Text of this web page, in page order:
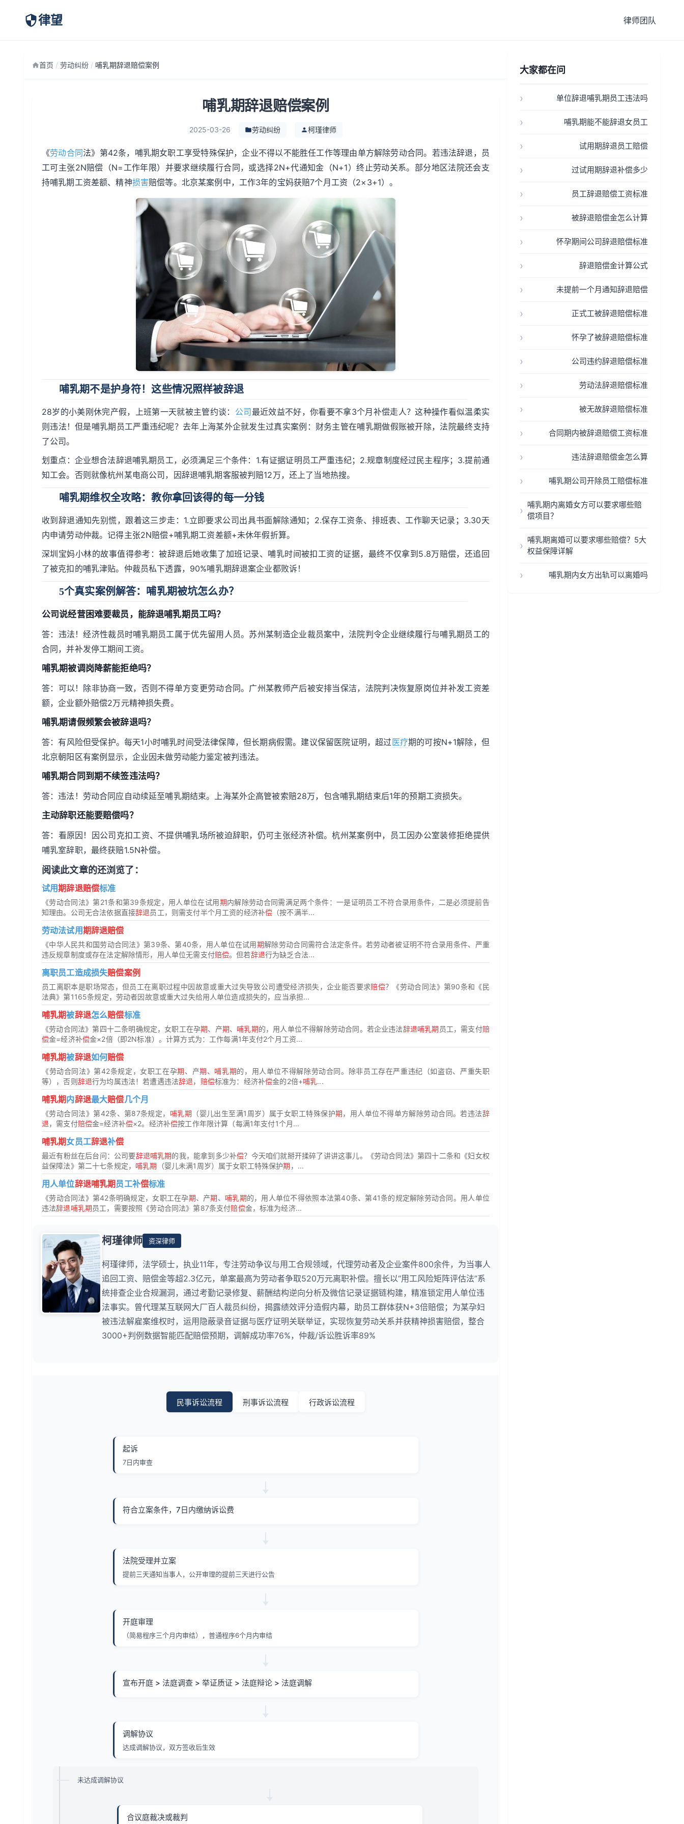
律望 律师团队
首页 / 劳动纠纷 / 哺乳期辞退赔偿案例
哺乳期辞退赔偿案例
2025-03-26 劳动纠纷 柯瑾律师
《劳动合同法》第42条，哺乳期女职工享受特殊保护，企业不得以不能胜任工作等理由单方解除劳动合同。若违法辞退，员
工可主张2N赔偿（N=工作年限）并要求继续履行合同，或选择2N+代通知金（N+1）终止劳动关系。部分地区法院还会支
持哺乳期工资差额、精神损害赔偿等。北京某案例中，工作3年的宝妈获赔7个月工资（2×3+1）。
哺乳期不是护身符！这些情况照样被辞退
28岁的小美刚休完产假，上班第一天就被主管约谈： 公司 最近效益不好，你看要不拿3个月补偿走人？这种操作看似温柔实
则违法！但是哺乳期员工严重违纪呢？去年上海某外企就发生过真实案例：财务主管在哺乳期做假账被开除，法院最终支持
了公司。
划重点：企业想合法辞退哺乳期员工，必须满足三个条件：1.有证据证明员工严重违纪；2.规章制度经过民主程序；3.提前通
知工会。否则就像杭州某电商公司，因辞退哺乳期客服被判赔12万，还上了当地热搜。
哺乳期维权全攻略：教你拿回该得的每一分钱
收到辞退通知先别慌，跟着这三步走：1.立即要求公司出具书面解除通知；2.保存工资条、排班表、工作聊天记录；3.30天
内申请劳动仲裁。记得主张2N赔偿+哺乳期工资差额+未休年假折算。
深圳宝妈小林的故事值得参考：被辞退后她收集了加班记录、哺乳时间被扣工资的证据，最终不仅拿到5.8万赔偿，还追回
了被克扣的哺乳津贴。仲裁员私下透露，90%哺乳期辞退案企业都败诉！
5个真实案例解答：哺乳期被坑怎么办？
公司说经营困难要裁员，能辞退哺乳期员工吗？
答：违法！经济性裁员时哺乳期员工属于优先留用人员。苏州某制造企业裁员案中，法院判令企业继续履行与哺乳期员工的
合同，并补发停工期间工资。
哺乳期被调岗降薪能拒绝吗？
答：可以！除非协商一致，否则不得单方变更劳动合同。广州某教师产后被安排当保洁，法院判决恢复原岗位并补发工资差
额，企业额外赔偿2万元精神损失费。
哺乳期请假频繁会被辞退吗？
答：有风险但受保护。每天1小时哺乳时间受法律保障，但长期病假需。建议保留医院证明，超过医疗期的可按N+1解除，但
北京朝阳区有案例显示，企业因未做劳动能力鉴定被判违法。
哺乳期合同到期不续签违法吗？
答：违法！劳动合同应自动续延至哺乳期结束。上海某外企高管被索赔28万，包含哺乳期结束后1年的预期工资损失。
主动辞职还能要赔偿吗？
答：看原因！因公司克扣工资、不提供哺乳场所被迫辞职，仍可主张经济补偿。杭州某案例中，员工因办公室装修拒绝提供
哺乳室辞职，最终获赔1.5N补偿。
阅读此文章的还浏览了：
试用期辞退赔偿标准
《劳动合同法》第21条和第39条规定，用人单位在试用期内解除劳动合同需满足两个条件：一是证明员工不符合录用条件，二是必须提前告
知理由。公司无合法依据直接辞退员工，则需支付半个月工资的经济补偿 （按不满半...
劳动法试用期辞退赔偿
《中华人民共和国劳动合同法》第39条、第40条，用人单位在试用期解除劳动合同需符合法定条件。若劳动者被证明不符合录用条件、严重
违反规章制度或存在法定解除情形，用人单位无需支付赔偿。但若辞退行为缺乏合法...
离职员工造成损失赔偿案例
员工离职本是职场常态，但员工在离职过程中因故意或重大过失导致公司遭受经济损失，企业能否要求赔偿？《劳动合同法》第90条和《民
法典》第1165条规定，劳动者因故意或重大过失给用人单位造成损失的，应当承担...
哺乳期被辞退怎么赔偿标准
《劳动合同法》第四十二条明确规定，女职工在孕期、产期、 哺乳期的，用人单位不得解除劳动合同。若企业违法辞退哺乳期 员工，需支付赔
偿金=经济补偿金×2倍（即2N标准）。计算方式为：工作每满1年支付2个月工资...
哺乳期被辞退如何赔偿
《劳动合同法》第42条规定，女职工在孕期、产期、 哺乳期的，用人单位不得解除劳动合同。除非员工存在严重违纪（如盗窃、严重失职
等），否则辞退行为均属违法！若遭遇违法辞退， 赔偿标准为：经济补偿金的2倍+哺乳...
哺乳期内辞退最大赔偿几个月
《劳动合同法》第42条、第87条规定， 哺乳期 （婴儿出生至满1周岁）属于女职工特殊保护期，用人单位不得单方解除劳动合同。若违法辞
退，需支付赔偿金=经济补偿×2。经济补偿按工作年限计算（每满1年支付1个月...
哺乳期女员工辞退补偿
最近有粉丝在后台问：公司要辞退哺乳期的我，能拿到多少补偿？今天咱们就掰开揉碎了讲讲这事儿。《劳动合同法》第四十二条和《妇女权
益保障法》第二十七条规定， 哺乳期 （婴儿未满1周岁）属于女职工特殊保护期 ，...
用人单位辞退哺乳期员工补偿标准
《劳动合同法》第42条明确规定，女职工在孕期、产期、 哺乳期的，用人单位不得依照本法第40条、第41条的规定解除劳动合同。用人单位
违法辞退哺乳期员工，需要按照《劳动合同法》第87条支付赔偿金，标准为经济...
柯瑾律师 资深律师
柯瑾律师，法学硕士，执业11年，专注劳动争议与用工合规领域，代理劳动者及企业案件800余件，为当事人
追回工资、赔偿金等超2.3亿元，单案最高为劳动者争取520万元离职补偿。擅长以“用工风险矩阵评估法”系
统排查企业合规漏洞，通过考勤记录修复、薪酬结构逆向分析及微信记录证据链构建，精准锁定用人单位违
法事实。曾代理某互联网大厂百人裁员纠纷，揭露绩效评分造假内幕，助员工群体获N+3倍赔偿；为某孕妇
被违法解雇案维权时，运用隐蔽录音证据与医疗证明关联举证，实现恢复劳动关系并获精神损害赔偿，整合
3000+判例数据智能匹配赔偿预期，调解成功率76%，仲裁/诉讼胜诉率89%
民事诉讼流程 刑事诉讼流程 行政诉讼流程
起诉
7日内审查
符合立案条件，7日内缴纳诉讼费
法院受理并立案
提前三天通知当事人，公开审理的提前三天进行公告
开庭审理
（简易程序三个月内审结），普通程序6个月内审结
宣布开庭 > 法庭调查 > 举证质证 > 法庭辩论 > 法庭调解
调解协议
达成调解协议，双方签收后生效
未达成调解协议
合议庭裁决或裁判
大家都在问
单位辞退哺乳期员工违法吗
哺乳期能不能辞退女员工
试用期辞退员工赔偿
过试用期辞退补偿多少
员工辞退赔偿工资标准
被辞退赔偿金怎么计算
怀孕期间公司辞退赔偿标准
辞退赔偿金计算公式
未提前一个月通知辞退赔偿
正式工被辞退赔偿标准
怀孕了被辞退赔偿标准
公司违约辞退赔偿标准
劳动法辞退赔偿标准
被无故辞退赔偿标准
合同期内被辞退赔偿工资标准
违法辞退赔偿金怎么算
哺乳期公司开除员工赔偿标准
哺乳期内离婚女方可以要求哪些赔
偿项目？
哺乳期离婚可以要求哪些赔偿？5大
权益保障详解
哺乳期内女方出轨可以离婚吗